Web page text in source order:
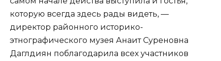
которую всегда здесь рады видеть, —
директор районного историко-
этнографического музея Анаит Суреновна
Даглдиян поблагодарила всех участников